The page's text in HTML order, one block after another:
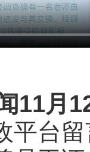
11月
平台